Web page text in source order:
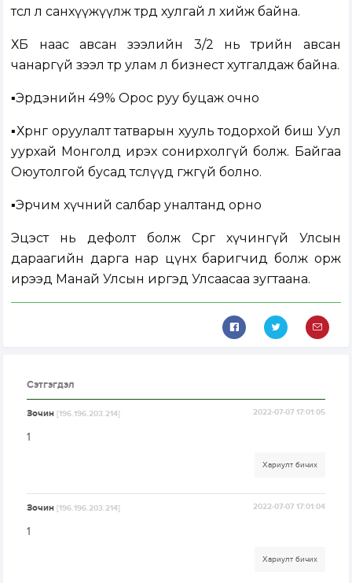
төслөө л санхүүжүүлж төрд хулгай л хийж байна.
ХБ наас авсан зээлийн 3/2 нь төрийн авсан
чанаргүй зээл төр улам л бизнест хутгалдаж байна.
▪️Эрдэнийн 49% Орос руу буцаж очно
▪️Хөрөнгө оруулалт татварын хууль тодорхой биш Уул
уурхай Монголд ирэх сонирхолгүй болж. Байгаа
Оюутолгой бусад төслүүд өгөөжгүй болно.
▪️Эрчим хүчний салбар уналтанд орно
Эцэст нь дефолт болж Сөрөг хүчингүй Улсын
дараагийн дарга нар цүнх баригчид болж орж
ирээд Манай Улсын иргэд Улсаасаа зугтаана.
Сэтгэгдэл
Зочин[196.196.203.214] 2022-07-07 17:01:05
1
Хариулт бичих
Зочин[196.196.203.214] 2022-07-07 17:01:04
1
Хариулт бичих